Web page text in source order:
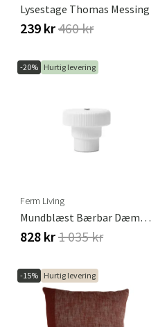
Lysestage Thomas Messing
239 kr460 kr
-20% Hurtig levering
Ferm Living
Mundblæst Bærbar Dæmpbar LED-Bordlampe Ripple
828 kr1 035 kr
-15% Hurtig levering